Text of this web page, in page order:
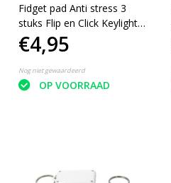
Fidget pad Anti stress 3
stuks Flip en Click Keylight
Wit-blauw
€4,95
Nog niet gewaardeerd
OP VOORRAAD